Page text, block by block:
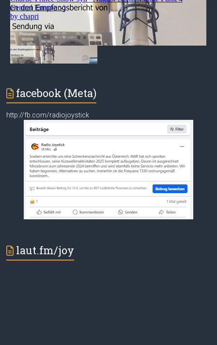
facebook (Meta)
http://fb.com/radiojoystick
laut.fm/joy